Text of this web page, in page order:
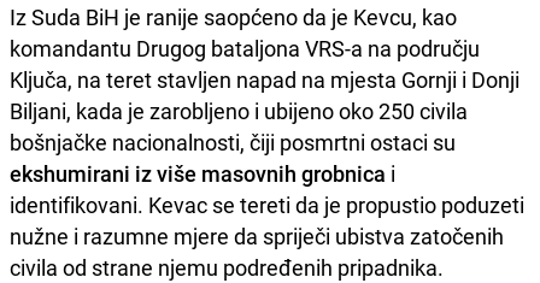
Iz Suda BiH je ranije saopćeno da je Kevcu, kao
komandantu Drugog bataljona VRS-a na području
Ključa, na teret stavljen napad na mjesta Gornji i Donji
Biljani, kada je zarobljeno i ubijeno oko 250 civila
bošnjačke nacionalnosti, čiji posmrtni ostaci su
ekshumirani iz više masovnih grobnica i
identifikovani. Kevac se tereti da je propustio poduzeti
nužne i razumne mjere da spriječi ubistva zatočenih
civila od strane njemu podređenih pripadnika.